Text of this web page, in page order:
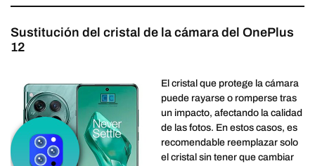
Sustitución del cristal de la cámara del OnePlus
12
El cristal que protege la cámara
puede rayarse o romperse tras
un impacto, afectando la calidad
de las fotos. En estos casos, es
recomendable reemplazar solo
el cristal sin tener que cambiar